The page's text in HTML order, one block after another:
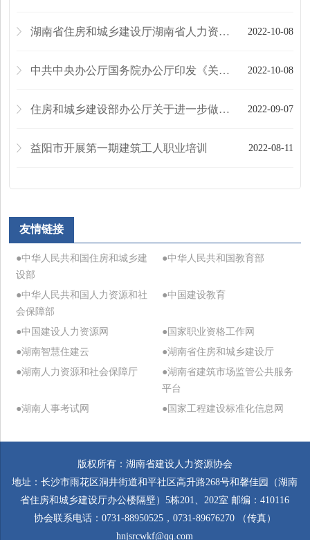
2022-10-08
湖南省住房和城乡建设厅湖南省人力资源和社会保障厅关于印发《湖南省建筑工人实名制管理办法...
2022-10-08
中共中央办公厅国务院办公厅印发《关于加强新时代高技能人才队伍建设的意见》
2022-09-07
住房和城乡建设部办公厅关于进一步做好建筑工人就业服务和权益保障工作的通知
2022-08-11
益阳市开展第一期建筑工人职业培训
友情链接
●中华人民共和国住房和城乡建
设部
●中华人民共和国教育部
●中华人民共和国人力资源和社
会保障部
●中国建设教育
●中国建设人力资源网
●国家职业资格工作网
●湖南智慧住建云
●湖南省住房和城乡建设厅
●湖南人力资源和社会保障厅
●湖南省建筑市场监管公共服务
平台
●湖南人事考试网
●国家工程建设标准化信息网
版权所有：湖南省建设人力资源协会
地址：长沙市雨花区洞井街道和平社区高升路268号和馨佳园（湖南
省住房和城乡建设厅办公楼隔壁）5栋201、202室 邮编：410116
协会联系电话：0731-88950525，0731-89676270 （传真）
hnjsrcwkf@qq.com